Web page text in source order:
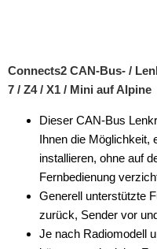
Connects2 CAN-Bus- /
7 / Z4 / X1 / Mini auf Alpine
Dieser CAN-Bus
Ihnen die Möglichkeit,
installieren, ohne auf
Fernbedienung
Generell unterstützte
zurück, Sender vor
Je nach Radiomodell